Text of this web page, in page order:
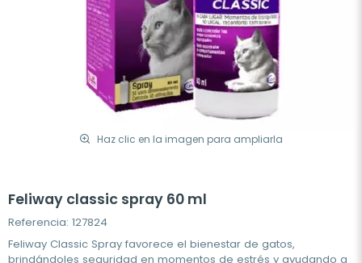
Haz clic en la imagen para ampliarla
Feliway classic spray 60 ml
Referencia: 127824
Feliway Classic Spray favorece el bienestar de gatos,
brindándoles seguridad en momentos de estrés y ayudando a